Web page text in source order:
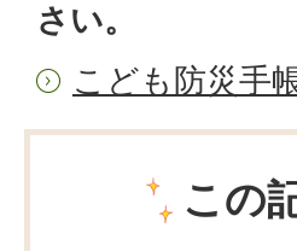
さい。
こども防災手
この